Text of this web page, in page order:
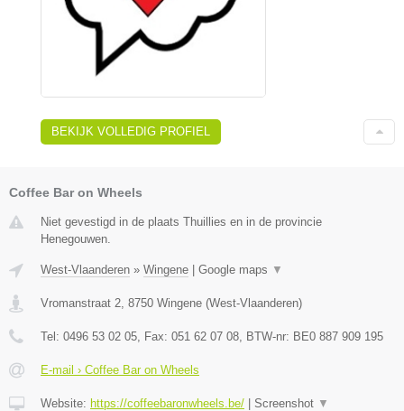
BEKIJK VOLLEDIG PROFIEL
Coffee Bar on Wheels
Niet gevestigd in de plaats Thuillies en in de provincie
Henegouwen.
West-Vlaanderen » Wingene | Google maps ▼
Vromanstraat 2 8750 Wingene (West-Vlaanderen)
Tel: 0496 53 02 05 , Fax: 051 62 07 08 , BTW-nr: BE0 887 909 195
E-mail › Coffee Bar on Wheels
Website: https://coffeebaronwheels.be/ | Screenshot ▼